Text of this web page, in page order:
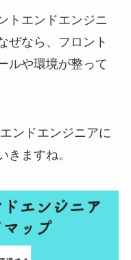
トエンドエンジニ
ぜなら、フロント
ルや環境が整って
ンドエンジニアに
きますね。